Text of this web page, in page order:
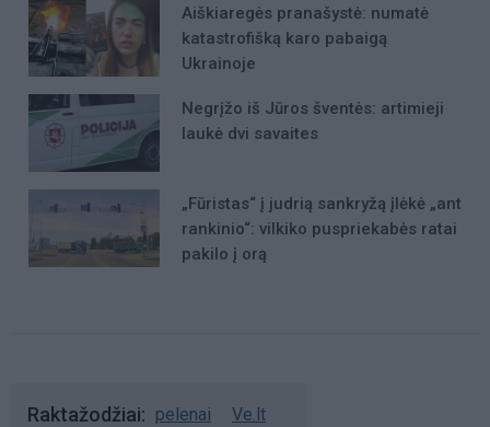
Aiškiaregės pranašystė: numatė
katastrofišką karo pabaigą
Ukrainoje
Negrįžo iš Jūros šventės: artimieji
laukė dvi savaites
„Fūristas“ į judrią sankryžą įlėkė „ant
rankinio“: vilkiko puspriekabės ratai
pakilo į orą
Raktažodžiai pelenai Ve.lt